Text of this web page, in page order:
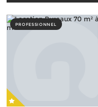
PROFESSIONNEL